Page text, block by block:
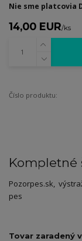
Nie sme platcovia
14,00 EUR/ks
Číslo produktu:
Kompletné
Pozorpes.sk,
pes
Tovar zaradený